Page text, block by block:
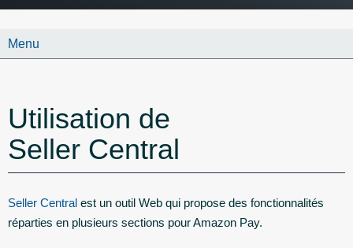
Menu
Utilisation de
Seller Central
Seller Central est un outil Web qui propose des fonctionnalités
réparties en plusieurs sections pour Amazon Pay.